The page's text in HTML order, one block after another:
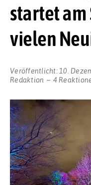
startet am
vielen
Veröffentlicht: 10.
Redaktion
4